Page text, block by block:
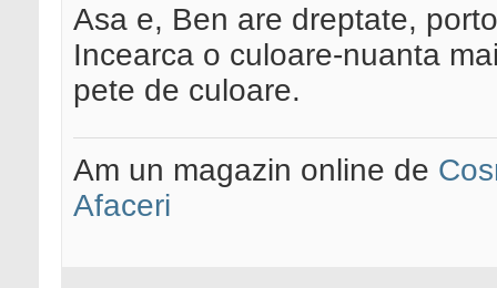
Asa e, Ben are dreptate,
Incearca o culoare-nuanta
pete de culoare.
Am un magazin online de
Afaceri